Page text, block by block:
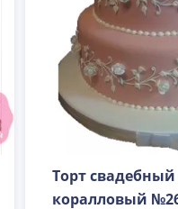
Торт
коралловый